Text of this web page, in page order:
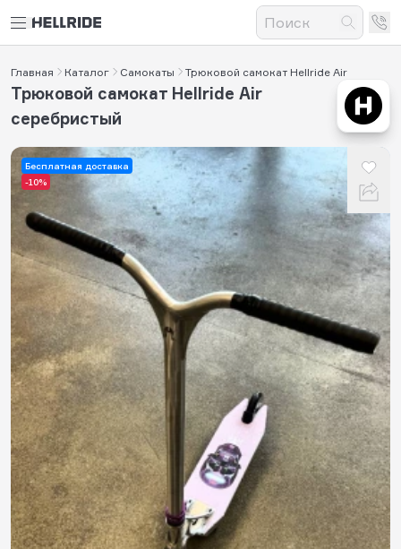
Главная Каталог Самокаты Трюковой самокат Hellride Air
Бесплатная доставка
-10%
Трюковой самокат Hellride Air
серебристый